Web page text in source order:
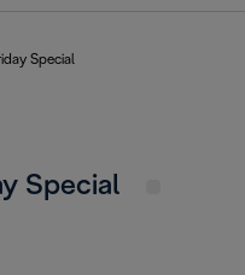
Special
Special